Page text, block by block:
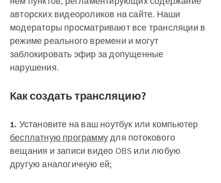
авторских видеороликов на сайте. Наши
модераторы просматривают все трансляции в
режиме реального времени и могут
заблокировать эфир за допущенные
нарушения.
Как создать трансляцию?
1. Установите на ваш ноутбук или компьютер
бесплатную программудля потокового
вещания и записи видео OBS или любую
другую аналогичную ей;